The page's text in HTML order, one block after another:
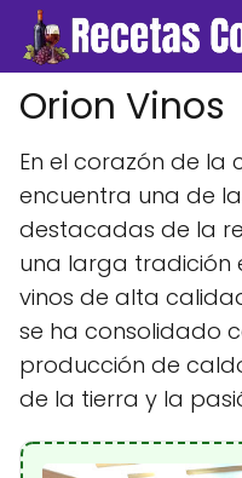
Orion Vinos
En el corazón de la
encuentra una de
destacadas de la
una larga tradición
vinos de alta
se ha consolidado
producción de
de la tierra y la